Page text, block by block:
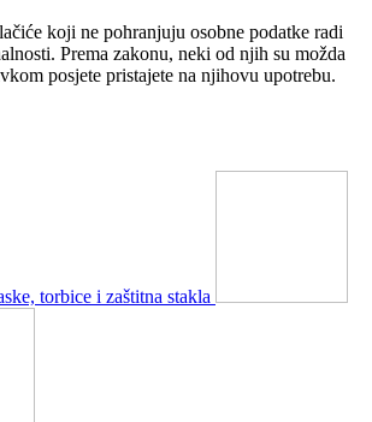
koji ne pohranjuju osobne podatke radi
Prema zakonu, neki od njih su možda
posjete pristajete na njihovu upotrebu.
torbice i zaštitna stakla